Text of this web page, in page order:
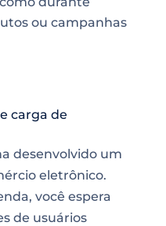
ou campanhas
carga de
desenvolvido um
eletrônico.
você espera
de usuários